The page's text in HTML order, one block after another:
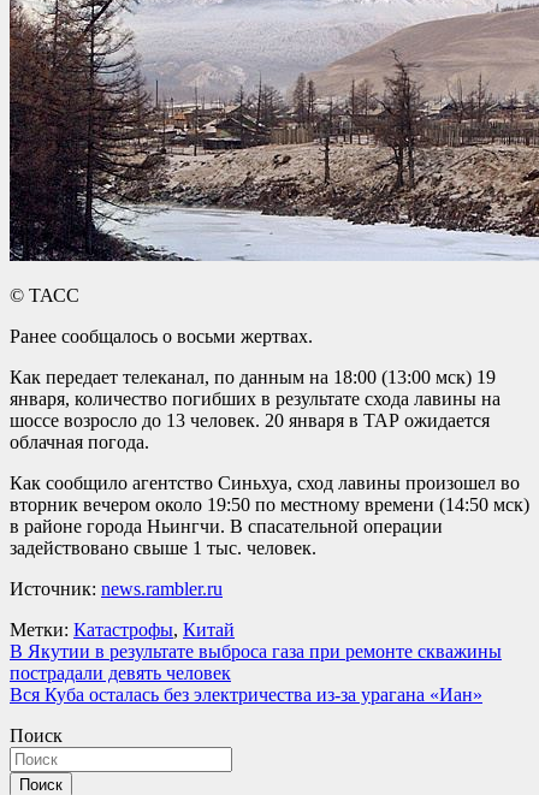
© ТАСС
Ранее сообщалось о восьми жертвах.
Как передает телеканал, по данным на 18:00 (13:00 мск) 19
января, количество погибших в результате схода лавины на
шоссе возросло до 13 человек. 20 января в ТАР ожидается
облачная погода.
Как сообщило агентство Синьхуа, сход лавины произошел во
вторник вечером около 19:50 по местному времени (14:50 мск)
в районе города Ньингчи. В спасательной операции
задействовано свыше 1 тыс. человек.
Источник: news.rambler.ru
Метки: Катастрофы, Китай
Навигация
по
В Якутии в результате выброса газа при ремонте скважины
пострадали девять человек
Вся Куба осталась без электричества из-за урагана «Иан»
Поиск
Поиск